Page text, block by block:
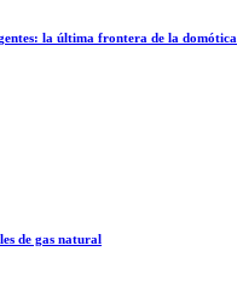
la última frontera de la domótica
de gas natural